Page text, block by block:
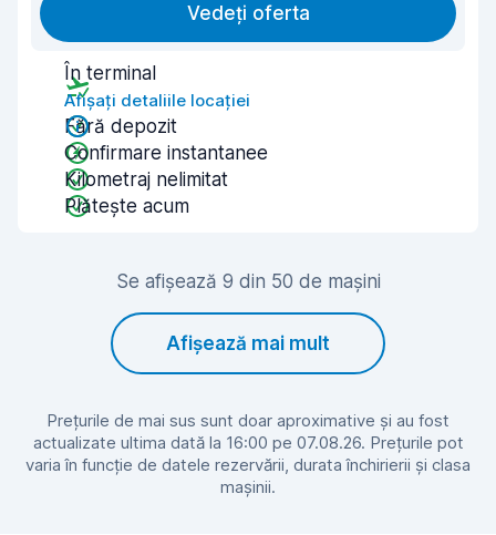
Vedeți oferta
În terminal
Afișați detaliile locației
Fără depozit
Confirmare instantanee
Kilometraj nelimitat
Plătește acum
Se afișează 9 din 50 de mașini
Afișează mai mult
Prețurile de mai sus sunt doar aproximative și au fost
actualizate ultima dată la 16:00 pe 07.08.26. Prețurile pot
varia în funcție de datele rezervării, durata închirierii și clasa
mașinii.